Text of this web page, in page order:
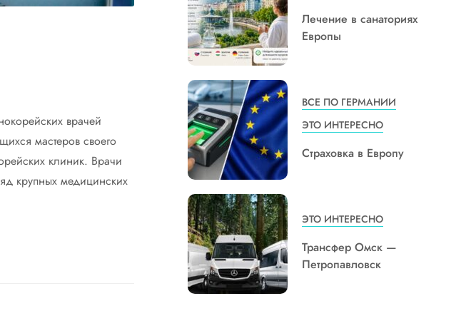
врачей
мастеров своего
клиник. Врачи
крупных медицинских
Лечение в санаториях
Европы
ВСЕ ПО ГЕРМАНИИ
ЭТО ИНТЕРЕСНО
Страховка в Европу
ЭТО ИНТЕРЕСНО
Трансфер Омск —
Петропавловск